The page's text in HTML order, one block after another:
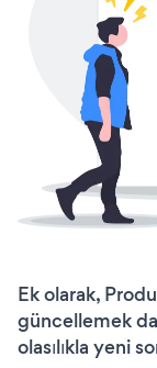
Ek olarak,
güncellemek
olasılıkla yeni